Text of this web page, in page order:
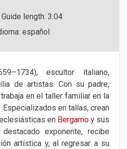
length: 3.04
español
escultor italiano,
de artistas. Con su padre,
en el taller familiar en la
Especializados en tallas, crean
en Bergamo y sus
exponente, recibe
artística y, al regresar a su